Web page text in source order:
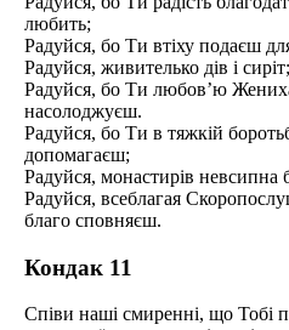
любить;
Радуйся, бо Ти втіху подаєш
Радуйся, живителько дів і сиріт;
Радуйся, бо Ти любов’ю
насолоджуєш.
Радуйся, бо Ти в тяжкій
допомагаєш;
Радуйся, монастирів невсипна
Радуйся, всеблагая
благо сповняєш.
Кондак 11
Співи наші смиренні, що Тобі